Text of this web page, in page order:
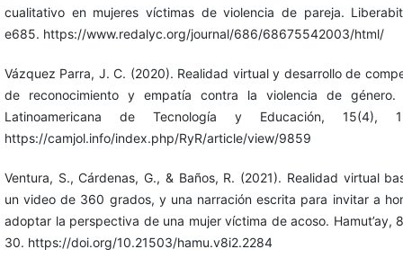
cualitativo en mujeres víctimas de violencia de pareja.
e685. https://www.redalyc.org/journal/686/68675542003/html/
Vázquez Parra, J. C. (2020). Realidad virtual y desarrollo de
de reconocimiento y empatía contra la violencia de género.
Latinoamericana de Tecnología y Educación, 15(4),
https://camjol.info/index.php/RyR/article/view/9859
Ventura, S., Cárdenas, G., & Baños, R. (2021). Realidad virtual
un video de 360 grados, y una narración escrita para invitar a
adoptar la perspectiva de una mujer víctima de acoso. Hamut’ay,
30. https://doi.org/10.21503/hamu.v8i2.2284